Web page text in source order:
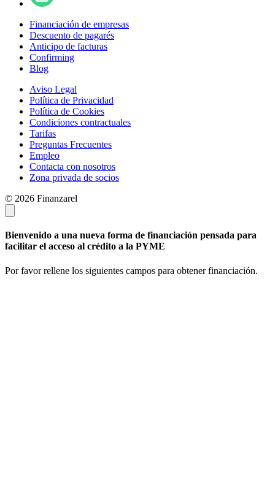
Financiación de empresas
Descuento de pagarés
Anticipo de facturas
Confirming
Blog
Aviso Legal
Política de Privacidad
Política de Cookies
Condiciones contractuales
Tarifas
Preguntas Frecuentes
Empleo
Contacta con nosotros
Zona privada de socios
© 2026 Finanzarel
Bienvenido a una nueva forma de financiación pensada para
facilitar el acceso al crédito a la PYME
Por favor rellene los siguientes campos para obtener financiación.